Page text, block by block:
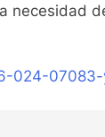
necesidad
024-